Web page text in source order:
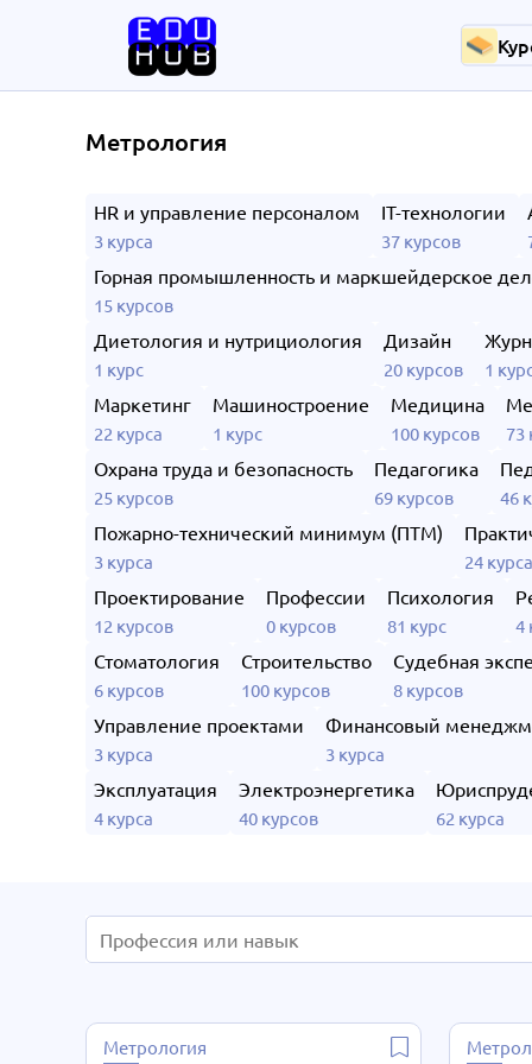
Метрология
HR и управление персоналом
3 курса
IT-технологии
37 курсов
Горная промышленность и маркшейдерское
15 курсов
Диетология и нутрициология
1 курс
Дизайн
20 курсов 1
Маркетинг
22 курса
Машиностроение
1 курс
Медицина
100 курсов 73
Охрана труда и безопасность
25 курсов
Педагогика
69 курсов 46
Пожарно-технический минимум (ПТМ)
3 курса 24 курса
Проектирование
12 курсов
Профессии
0 курсов
Психология
81 курс 4
Стоматология
6 курсов
Строительство
100 курсов
Судебная
8 курсов
Управление проектами
3 курса
Финансовый
3 курса
Эксплуатация
4 курса
Электроэнергетика
40 курсов 62 курса
Метрология